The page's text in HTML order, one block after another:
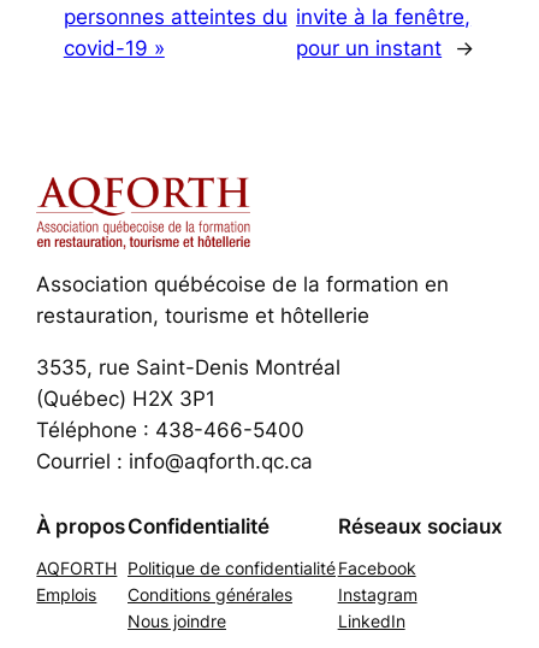
personnes atteintes du
covid-19 »
invite à la fenêtre,
pour un instant
→
Association québécoise de la formation en
restauration, tourisme et hôtellerie
3535, rue Saint-Denis Montréal
(Québec) H2X 3P1
Téléphone : 438-466-5400
Courriel : info@aqforth.qc.ca
À propos
AQFORTH
Emplois
Confidentialité
Politique de confidentialité
Conditions générales
Nous joindre
Réseaux sociaux
Facebook
Instagram
LinkedIn